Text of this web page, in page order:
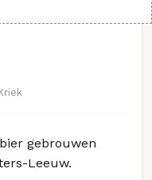
gebrouwen
Leeuw.